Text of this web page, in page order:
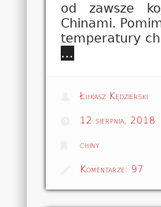
od zawsze
Chinami.
temperatury
…
Łukasz Kędzierski
12 sierpnia, 2018
chiny
Komentarze: 97